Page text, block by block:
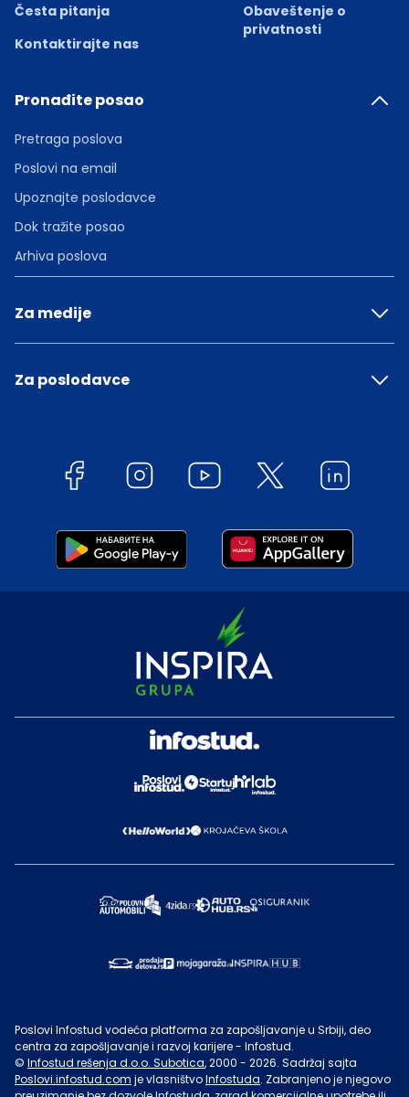
Česta pitanja
Kontaktirajte nas
Obaveštenje o
privatnosti
Pronađite posao
Pretraga poslova
Poslovi na email
Upoznajte poslodavce
Dok tražite posao
Arhiva poslova
Za medije
Za poslodavce
Poslovi Infostud vodeća platforma za zapošljavanje u Srbiji, deo
centra za zapošljavanje i razvoj karijere - Infostud.
© Infostud rešenja d.o.o. Subotica, 2000 - 2026. Sadržaj sajta
Poslovi.infostud.com je vlasništvoInfostuda. Zabranjeno je njegovo